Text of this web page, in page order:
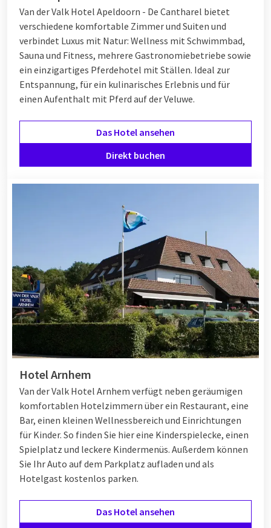
Van der Valk Hotel Apeldoorn - De Cantharel bietet
verschiedene komfortable Zimmer und Suiten und
verbindet Luxus mit Natur: Wellness mit Schwimmbad,
Sauna und Fitness, mehrere Gastronomiebetriebe sowie
ein einzigartiges Pferdehotel mit Ställen. Ideal zur
Entspannung, für ein kulinarisches Erlebnis und für
einen Aufenthalt mit Pferd auf der Veluwe.
Das Hotel ansehen
Direkt buchen
Hotel Arnhem
Van der Valk Hotel Arnhem verfügt neben geräumigen
komfortablen Hotelzimmern über ein Restaurant, eine
Bar, einen kleinen Wellnessbereich und Einrichtungen
für Kinder. So finden Sie hier eine Kinderspielecke, einen
Spielplatz und leckere Kindermenüs. Außerdem können
Sie Ihr Auto auf dem Parkplatz aufladen und als
Hotelgast kostenlos parken.
Das Hotel ansehen